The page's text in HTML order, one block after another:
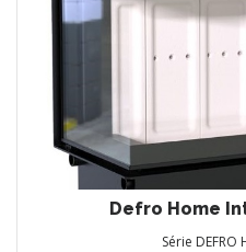
Defro Home
Série DEFRO